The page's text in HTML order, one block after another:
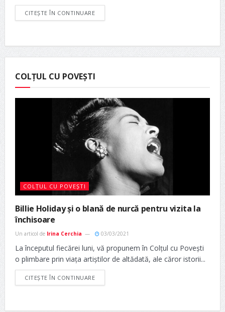
CITEȘTE ÎN CONTINUARE
COLȚUL CU POVEȘTI
COLȚUL CU POVEȘTI
Billie Holiday și o blană de nurcă pentru vizita la
închisoare
Un articol de Irina Cerchia 03/03/2021
La începutul fiecărei luni, vă propunem în Colțul cu Povești
o plimbare prin viața artiștilor de altădată, ale căror istorii...
CITEȘTE ÎN CONTINUARE